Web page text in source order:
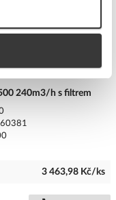
240m3/h s filtrem
3 463,98 Kč/ks